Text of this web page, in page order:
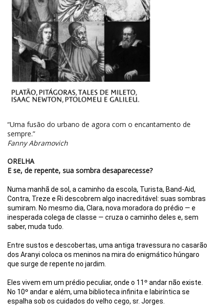
“Uma fusão do urbano ­­de agora com o encantamento de
sempre.”
Fanny Abramovich
ORELHA
E se, de repente, sua sombra desaparecesse?
Numa manhã de sol, a caminho da escola, Turista, Band-Aid,
Contra, Treze e Ri descobrem algo inacreditável: suas sombras
sumiram. No mesmo dia, Clara, nova moradora do prédio — e
inesperada colega de classe — cruza o caminho deles e, sem
saber, muda tudo.
Entre sustos e descobertas, uma antiga travessura no casarão
dos Aranyi coloca os meninos na mira do enigmático húngaro
que surge de repente no jardim.
Eles vivem em um prédio peculiar, onde o 11º andar não existe.
No 10º andar e além, uma biblioteca infinita e labiríntica se
espalha sob os cuidados do velho cego, sr. Jorges.